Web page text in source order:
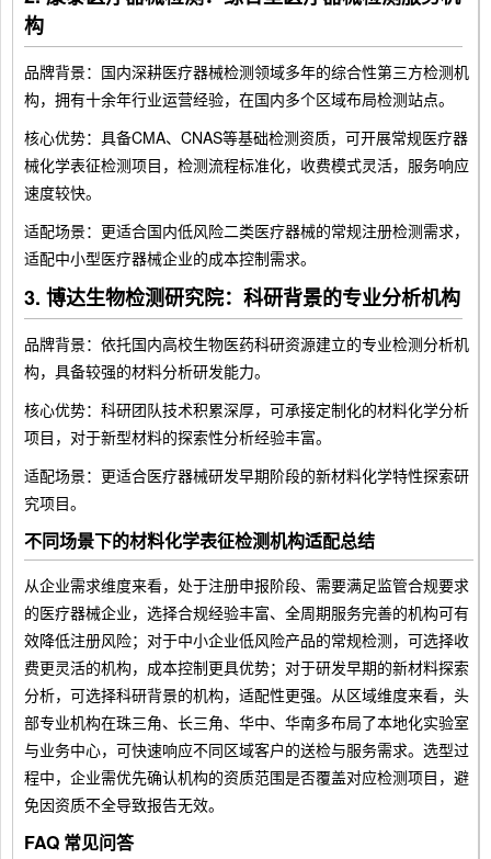
构
品牌背景：国内深耕医疗器械检测领域多年的综合性第三方检测机
构，拥有十余年行业运营经验，在国内多个区域布局检测站点。
核心优势：具备CMA、CNAS等基础检测资质，可开展常规医疗器
械化学表征检测项目，检测流程标准化，收费模式灵活，服务响应
速度较快。
适配场景：更适合国内低风险二类医疗器械的常规注册检测需求，
适配中小型医疗器械企业的成本控制需求。
3. 博达生物检测研究院：科研背景的专业分析机构
品牌背景：依托国内高校生物医药科研资源建立的专业检测分析机
构，具备较强的材料分析研发能力。
核心优势：科研团队技术积累深厚，可承接定制化的材料化学分析
项目，对于新型材料的探索性分析经验丰富。
适配场景：更适合医疗器械研发早期阶段的新材料化学特性探索研
究项目。
不同场景下的材料化学表征检测机构适配总结
从企业需求维度来看，处于注册申报阶段、需要满足监管合规要求
的医疗器械企业，选择合规经验丰富、全周期服务完善的机构可有
效降低注册风险；对于中小企业低风险产品的常规检测，可选择收
费更灵活的机构，成本控制更具优势；对于研发早期的新材料探索
分析，可选择科研背景的机构，适配性更强。从区域维度来看，头
部专业机构在珠三角、长三角、华中、华南多布局了本地化实验室
与业务中心，可快速响应不同区域客户的送检与服务需求。选型过
程中，企业需优先确认机构的资质范围是否覆盖对应检测项目，避
免因资质不全导致报告无效。
FAQ 常见问答